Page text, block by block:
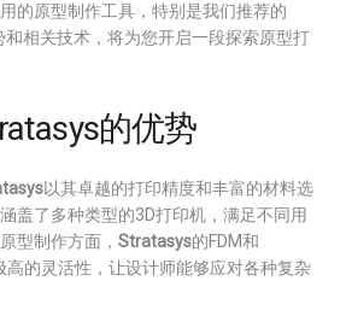
的原型制作工具，特别是我们推荐的
和相关技术，将为您开启一段探索原型打
的优势
以其卓越的打印精度和丰富的材料选
盖了多种类型的3D打印机，满足不同用
型制作方面， Stratasys的FDM和
高的灵活性，让设计师能够应对各种复杂